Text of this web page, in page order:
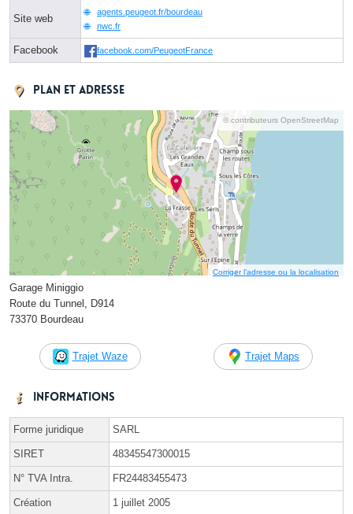
Site web
agents.peugeot.fr/bourdeau
nwc.fr
Facebook facebook.com/PeugeotFrance
Plan et adresse
© contributeurs OpenStreetMap
Corriger l’adresse ou la localisation
Garage Miniggio
Route du Tunnel, D914
73370 Bourdeau
Trajet Waze Trajet Maps
Informations
Forme juridique SARL
SIRET 48345547300015
N° TVA Intra. FR24483455473
Création 1 juillet 2005